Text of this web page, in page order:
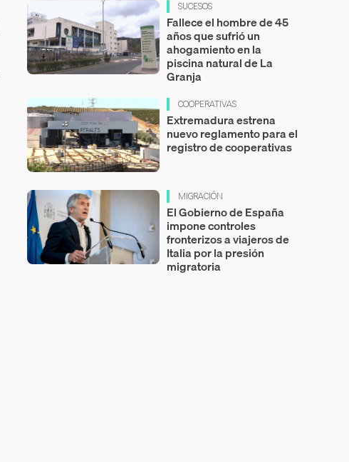
SUCESOS
Fallece el hombre de 45
años que sufrió un
ahogamiento en la
piscina natural de La
Granja
COOPERATIVAS
Extremadura estrena
nuevo reglamento para el
registro de cooperativas
MIGRACIÓN
El Gobierno de España
impone controles
fronterizos a viajeros de
Italia por la presión
migratoria